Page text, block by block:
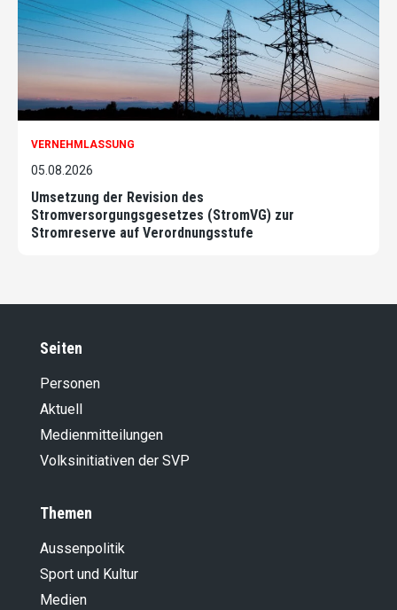
VERNEHMLASSUNG
05.08.2026
Umsetzung der Revision des
Stromversorgungsgesetzes (StromVG) zur
Stromreserve auf Verordnungsstufe
Seiten
Personen
Aktuell
Medienmitteilungen
Volksinitiativen der SVP
Themen
Aussenpolitik
Sport und Kultur
Medien